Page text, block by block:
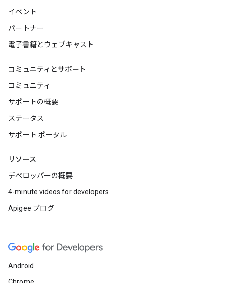
イベント
パートナー
電子書籍とウェブキャスト
コミュニティとサポート
コミュニティ
サポートの概要
ステータス
サポート ポータル
リソース
デベロッパーの概要
4-minute videos for developers
Apigee ブログ
Android